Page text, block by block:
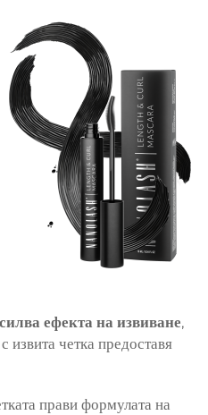
ефекта на извиване,
извита четка предоставя
прави формулата на